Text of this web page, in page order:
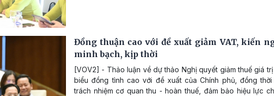
Đồng thuận cao với đề xuất giảm VAT, kiến
minh bạch, kịp thời
[VOV2] - Thảo luận về dự thảo Nghị quyết giảm thuế giá
biểu đồng tình cao với đề xuất của Chính phủ, đồng
trách nhiệm cơ quan thu - hoàn thuế, đảm bảo hiệu lực